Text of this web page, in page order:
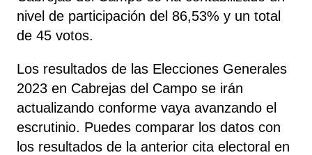
nivel de participación del 86,53% y un total
de 45 votos.
Los resultados de las Elecciones Generales
2023 en Cabrejas del Campo se irán
actualizando conforme vaya avanzando el
escrutinio. Puedes comparar los datos con
los resultados de la anterior cita electoral en